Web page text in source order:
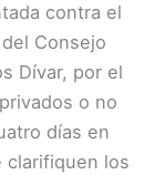
contra el
Consejo
Dívar, por el
o no
días en
clarifiquen los